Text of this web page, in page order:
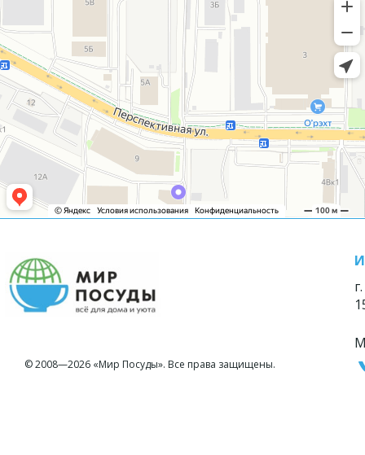
© 2008—2026 «Мир Посуды». Все права защищены.